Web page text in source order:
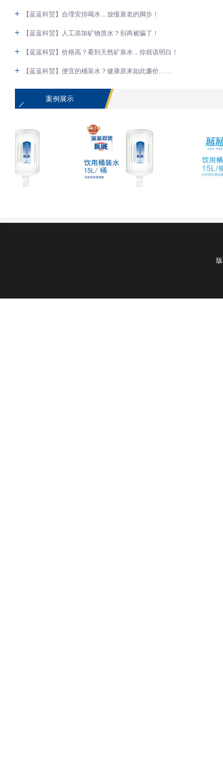
【蓝蓝科贸】合理安排喝水，放慢衰老的脚步！
【蓝蓝科贸】人工添加矿物质水？别再被骗了！
【蓝蓝科贸】价格高？看到天然矿泉水，你就该明白！
【蓝蓝科贸】便宜的桶装水？健康原来如此廉价……
案例展示